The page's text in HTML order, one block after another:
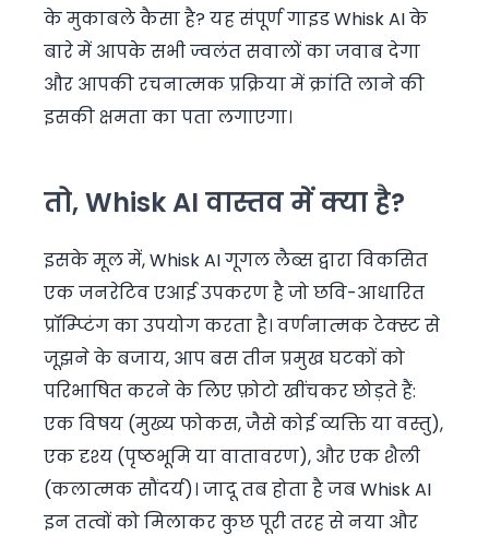
के मुकाबले कैसा है? यह संपूर्ण गाइड Whisk AI के
बारे में आपके सभी ज्वलंत सवालों का जवाब देगा
और आपकी रचनात्मक प्रक्रिया में क्रांति लाने की
इसकी क्षमता का पता लगाएगा।
तो, Whisk AI वास्तव में क्या है?
इसके मूल में, Whisk AI गूगल लैब्स द्वारा विकसित
एक जनरेटिव एआई उपकरण है जो छवि-आधारित
प्रॉम्प्टिंग का उपयोग करता है। वर्णनात्मक टेक्स्ट से
जूझने के बजाय, आप बस तीन प्रमुख घटकों को
परिभाषित करने के लिए फ़ोटो खींचकर छोड़ते हैं:
एक विषय (मुख्य फोकस, जैसे कोई व्यक्ति या वस्तु),
एक दृश्य (पृष्ठभूमि या वातावरण), और एक शैली
(कलात्मक सौंदर्य)। जादू तब होता है जब Whisk AI
इन तत्वों को मिलाकर कुछ पूरी तरह से नया और